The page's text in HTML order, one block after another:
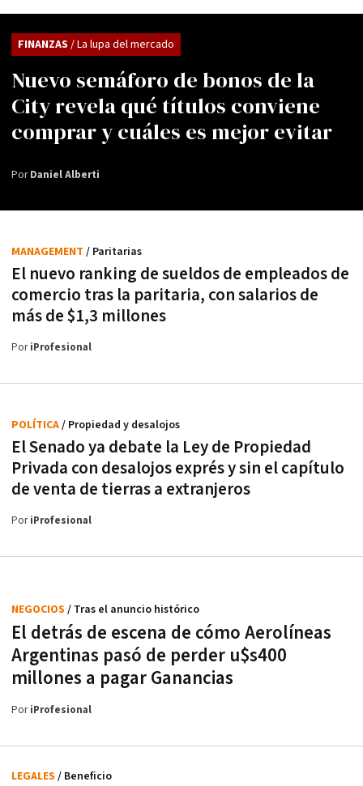
Nuevo semáforo de bonos de la
City revela qué títulos conviene
comprar y cuáles es mejor evitar
FINANZAS / La lupa del mercado
PorDaniel Alberti
El nuevo ranking de sueldos de empleados de
comercio tras la paritaria, con salarios de
más de $1,3 millones
MANAGEMENT / Paritarias
PoriProfesional
El Senado ya debate la Ley de Propiedad
Privada con desalojos exprés y sin el capítulo
de venta de tierras a extranjeros
POLÍTICA/ Propiedad y desalojos
PoriProfesional
El detrás de escena de cómo Aerolíneas
Argentinas pasó de perder u$s400
millones a pagar Ganancias
NEGOCIOS / Tras el anuncio histórico
PoriProfesional
LEGALES / Beneficio